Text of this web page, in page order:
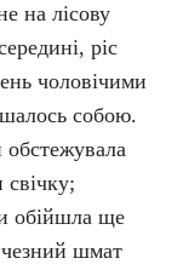
на лісову
ріс
чоловічими
собою.
обстежувала
обійшла ще
шмат